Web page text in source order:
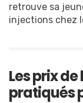
retrouve sa
injections chez
Les prix
pratiqués